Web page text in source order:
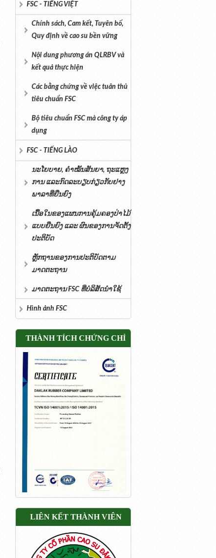
FSC - TIẾNG VIỆT
Chính sách, Cam kết, Tuyên bố,
Quy định về cao su bền vững
Nội dung phương án QLRBV và
kết quả thực hiện
Các bằng chứng về việc tuân thủ
tiêu chuẩn FSC
Bộ tiêu chuẩn FSC mà công ty áp
dụng
FSC - TIẾNG LÀO
ນະໂຍບາຍ, ຄໍາໝັ້ນສັນຍາ, ຖະແຫຼງ
ການ ແລະກົດລະບຽບກ່ຽວກັບຢາງ
ພາລາທີ່ຍືນຍົງ
ເນື້ອໃນຂອງແຜນການຄຸ້ມຄອງປ່າໄມ້
ແບບຍືນຍົງ ແລະ ຜົນຂອງການຈັດຕັ້ງ
ປະຕິບັດ
ຫຼັກຖານຂອງການປະຕິບັດຕາມ
ມາດຕະຖານ
ມາດຕະຖານ FSC ທີ່ບໍລິສັດນຳໃຊ້
Hình ảnh FSC
THÀNH TÍCH CHỨNG CHỈ
LIÊN KẾT THÀNH VIÊN